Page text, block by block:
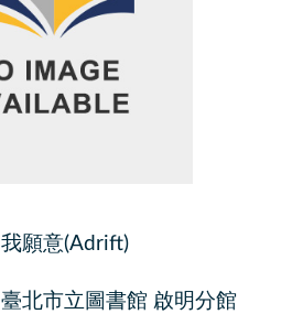
我願意(Adrift)
臺北市立圖書館 啟明分館